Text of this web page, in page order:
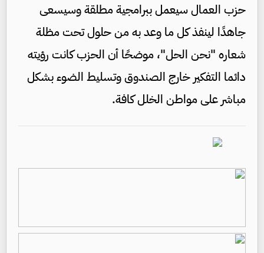
حزب العمال سيعمل ببرامجية مطلقة وسيسعى
جاهدًا لينفذ كل ما وعد به من حلول تحت مظلة
شعاره "نحن الحل"، موضحًا أن الحزب كانت رؤيته
دائما التفكير خارج الصندوق وتسليط الضوء بشكل
مباشر على مواطن الخلل كافة.